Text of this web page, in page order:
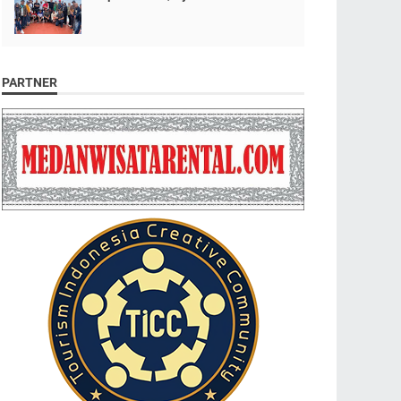
PARTNER